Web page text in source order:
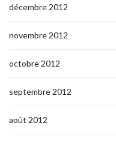
décembre 2012
novembre 2012
octobre 2012
septembre 2012
août 2012